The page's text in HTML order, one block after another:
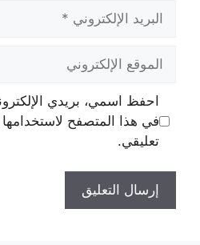
الإلكتروني
الإلكتروني
احفظ اسمي، بريدي
في هذا المتصفح لاستخدامها
تعليقي.